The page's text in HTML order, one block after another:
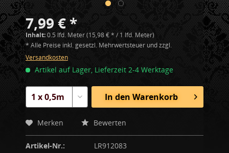
7,99 € *
Inhalt:0.5 lfd. Meter (15,98 € * / 1 lfd. Meter)
* Alle Preise inkl. gesetzl. Mehrwertsteuer und zzgl.
Versandkosten
Artikel auf Lager, Lieferzeit 2-4 Werktage
In den Warenkorb
Merken Bewerten
Artikel-Nr.: LR912083